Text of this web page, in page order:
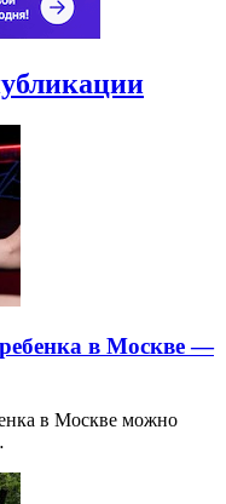
в Москве —
в Москве можно